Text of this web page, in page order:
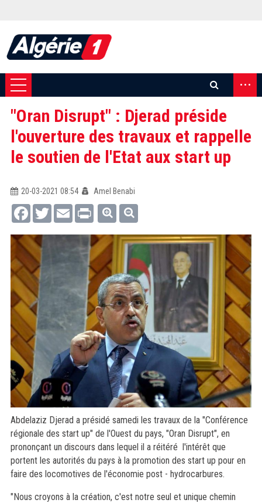
...
"Oran Disrupt" : Djerad préside
l'ouverture des travaux et rappelle
le soutien de l'Etat aux start up
20-03-2021 08:54
Amel Benabi
FacebookTwitterEmail Print
Abdelaziz Djerad a présidé samedi les travaux de la "Conférence
régionale des start up" de l'Ouest du pays, "Oran Disrupt", en
prononçant un discours dans lequel il a réitéré l'intérêt que
portent les autorités du pays à la promotion des start up pour en
faire des locomotives de l'économie post - hydrocarbures.
"Nous croyons à la création, c'est notre seul et unique chemin